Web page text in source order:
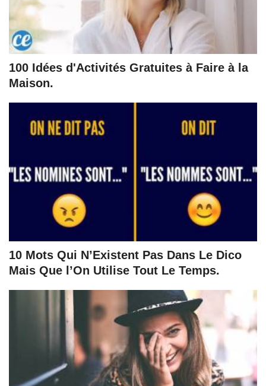
100 Idées d'Activités Gratuites à Faire à la
Maison.
10 Mots Qui N’Existent Pas Dans Le Dico
Mais Que l’On Utilise Tout Le Temps.